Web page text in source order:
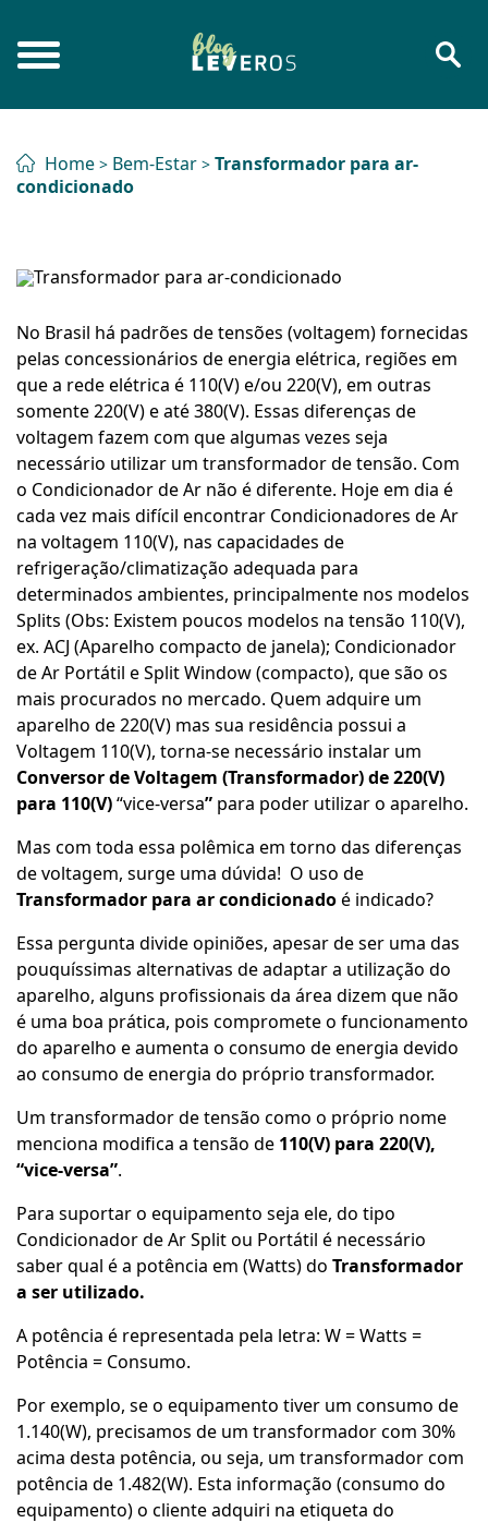
Home > Bem-Estar > Transformador para ar-
condicionado
No Brasil há padrões de tensões (voltagem) fornecidas
pelas concessionários de energia elétrica, regiões em
que a rede elétrica é 110(V) e/ou 220(V), em outras
somente 220(V) e até 380(V). Essas diferenças de
voltagem fazem com que algumas vezes seja
necessário utilizar um transformador de tensão. Com
o Condicionador de Ar não é diferente. Hoje em dia é
cada vez mais difícil encontrar Condicionadores de Ar
na voltagem 110(V), nas capacidades de
refrigeração/climatização adequada para
determinados ambientes, principalmente nos modelos
Splits (Obs: Existem poucos modelos na tensão 110(V),
ex. ACJ (Aparelho compacto de janela); Condicionador
de Ar Portátil e Split Window (compacto), que são os
mais procurados no mercado. Quem adquire um
aparelho de 220(V) mas sua residência possui a
Voltagem 110(V), torna-se necessário instalar um
Conversor de Voltagem (Transformador) de 220(V)
para 110(V)“vice-versa” para poder utilizar o aparelho.
Mas com toda essa polêmica em torno das diferenças
de voltagem, surge uma dúvida! O uso de
Transformador para ar condicionadoé indicado?
Essa pergunta divide opiniões, apesar de ser uma das
pouquíssimas alternativas de adaptar a utilização do
aparelho, alguns profissionais da área dizem que não
é uma boa prática, pois compromete o funcionamento
do aparelho e aumenta o consumo de energia devido
ao consumo de energia do próprio transformador.
Um transformador de tensão como o próprio nome
menciona modifica a tensão de 110(V) para 220(V),
“vice-versa”.
Para suportar o equipamento seja ele, do tipo
Condicionador de Ar Split ou Portátil é necessário
saber qual é a potência em (Watts) do Transformador
a ser utilizado.
A potência é representada pela letra: W = Watts =
Potência = Consumo.
Por exemplo, se o equipamento tiver um consumo de
1.140(W), precisamos de um transformador com 30%
acima desta potência, ou seja, um transformador com
potência de 1.482(W). Esta informação (consumo do
equipamento) o cliente adquiri na etiqueta do